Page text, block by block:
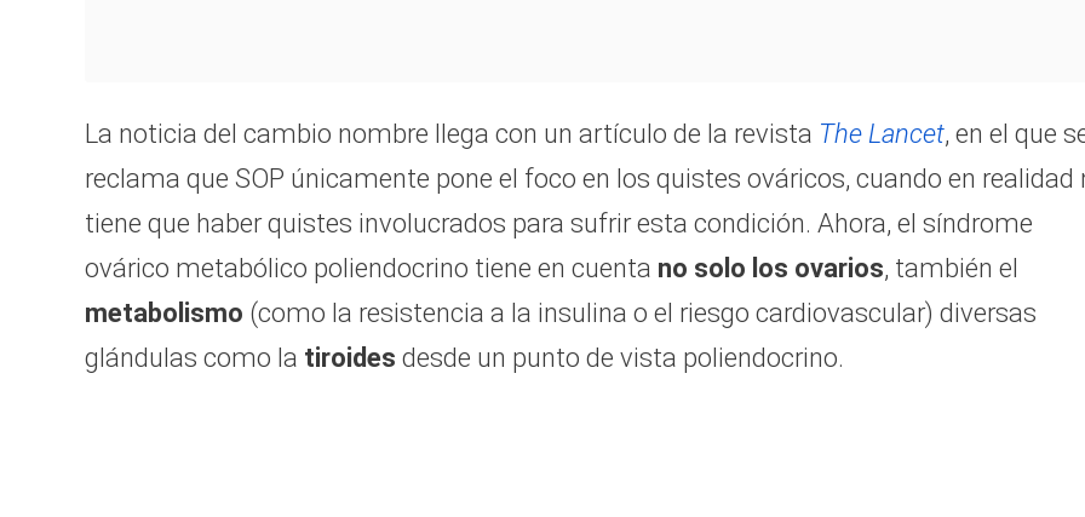
La noticia del cambio nombre llega con un artículo de la revista The Lancet, en el que
reclama que SOP únicamente pone el foco en los quistes ováricos, cuando en realidad
tiene que haber quistes involucrados para sufrir esta condición. Ahora, el síndrome
ovárico metabólico poliendocrino tiene en cuenta no solo los ovarios, también el
metabolismo (como la resistencia a la insulina o el riesgo cardiovascular) diversas
glándulas como la tiroides desde un punto de vista poliendocrino.